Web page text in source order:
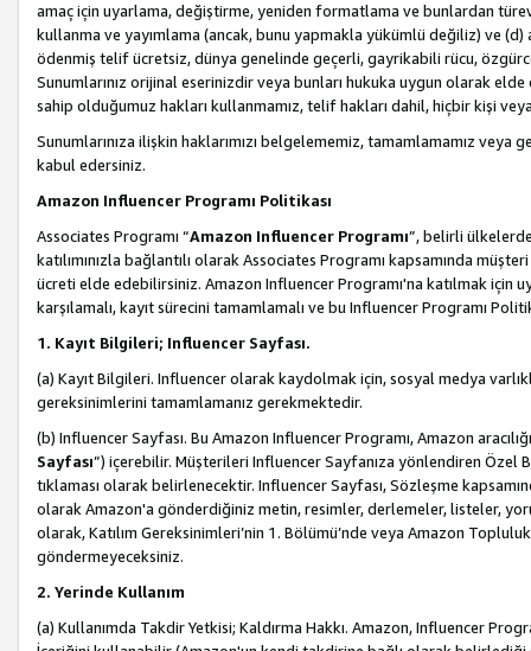
amaç için uyarlama, değiştirme, yeniden formatlama ve bunlardan türev
kullanma ve yayımlama (ancak, bunu yapmakla yükümlü değiliz) ve
ödenmiş telif ücretsiz, dünya genelinde geçerli, gayrikabili rücu,
Sunumlarınız orijinal eserinizdir veya bunları hukuka uygun olarak
sahip olduğumuz hakları kullanmamız, telif hakları dahil, hiçbir kişi
Sunumlarınıza ilişkin haklarımızı belgelememiz, tamamlamamız
kabul edersiniz.
Amazon Influencer Programı Politikası
Associates Programı “Amazon Influencer Programı”, belirli
katılımınızla bağlantılı olarak Associates Programı kapsamında
ücreti elde edebilirsiniz. Amazon Influencer Programı'na katılmak için
karşılamalı, kayıt sürecini tamamlamalı ve bu Influencer Programı
1. Kayıt Bilgileri; Influencer Sayfası.
(a) Kayıt Bilgileri. Influencer olarak kaydolmak için, sosyal medya
gereksinimlerini tamamlamanız gerekmektedir.
(b) Influencer Sayfası. Bu Amazon Influencer Programı, Amazon
Sayfası”) içerebilir. Müşterileri Influencer Sayfanıza yönlendiren Özel
tıklaması olarak belirlenecektir. Influencer Sayfası, Sözleşme
olarak Amazon'a gönderdiğiniz metin, resimler, derlemeler, listeler,
olarak, Katılım Gereksinimleri’nin 1. Bölümü’nde veya Amazon
göndermeyeceksiniz.
2. Yerinde Kullanım
(a) Kullanımda Takdir Yetkisi; Kaldırma Hakkı. Amazon, Influencer